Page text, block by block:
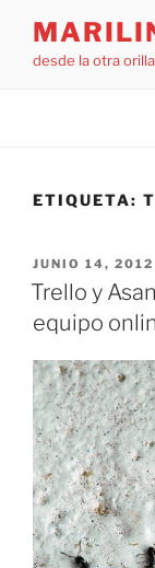
contenido
desde la otra orilla
ETIQUETA:
PUBLICADO
EL
JUNIO 14, 2012
Trello y
equipo